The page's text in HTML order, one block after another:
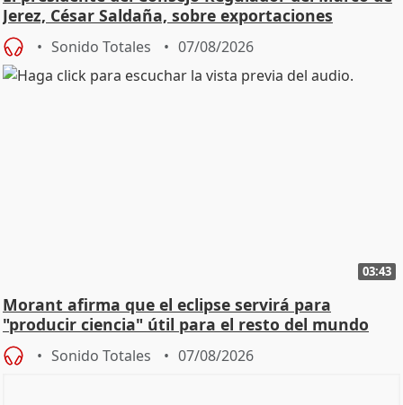
Jerez, César Saldaña, sobre exportaciones
Sonido Totales 07/08/2026
03:43
Morant afirma que el eclipse servirá para
"producir ciencia" útil para el resto del mundo
Sonido Totales 07/08/2026